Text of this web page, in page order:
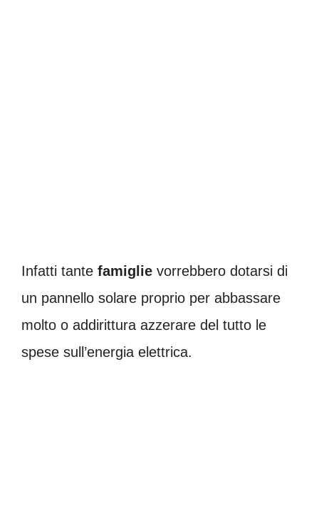
Infatti tante famiglie vorrebbero dotarsi di
un pannello solare proprio per abbassare
molto o addirittura azzerare del tutto le
spese sull’energia elettrica.